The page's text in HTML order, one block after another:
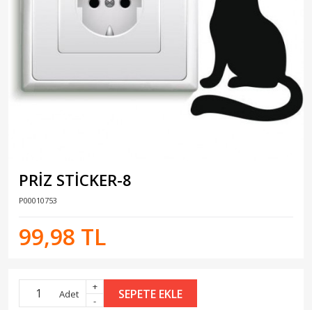
PRİZ STİCKER-8
P00010753
99,98 TL
Adet
+
-
SEPETE EKLE